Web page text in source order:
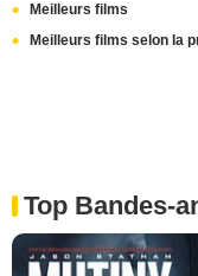
Meilleurs films
Meilleurs films selon la
Top Bandes-